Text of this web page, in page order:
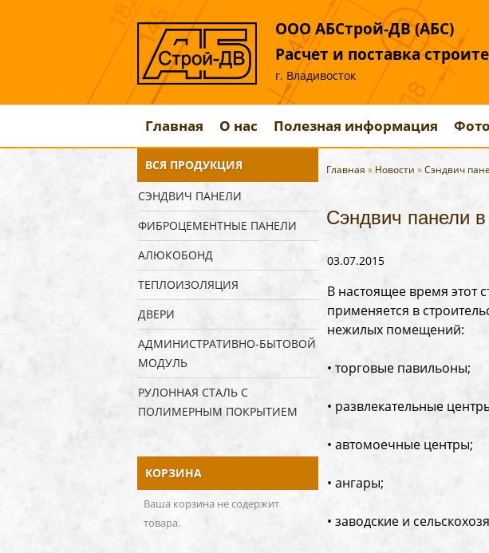
ООО АБСтрой-ДВ (АБС)
Расчет и поставка
г. Владивосток
Главная О нас Полезная информация
ВСЯ ПРОДУКЦИЯ
СЭНДВИЧ ПАНЕЛИ
ФИБРОЦЕМЕНТНЫЕ ПАНЕЛИ
АЛЮКОБОНД
ТЕПЛОИЗОЛЯЦИЯ
ДВЕРИ
АДМИНИСТРАТИВНО-БЫТОВОЙ
МОДУЛЬ
РУЛОННАЯ СТАЛЬ С
ПОЛИМЕРНЫМ ПОКРЫТИЕМ
КОРЗИНА
Ваша корзина не содержит
товара.
Главная » Новости »Сэндвич
Сэндвич панели
03.07.2015
В настоящее время этот
применяется в
нежилых помещений:
• торговые павильоны;
• развлекательные
• автомоечные центры;
• ангары;
• заводские и